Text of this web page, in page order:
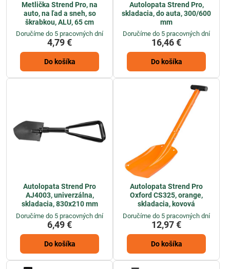
Metlička Strend Pro, na
auto, na ľad a sneh, so
škrabkou, ALU, 65 cm
Doručíme do 5 pracovných dní
4,79 €
Do košíka
Autolopata Strend Pro,
skladacia, do auta, 300/600
mm
Doručíme do 5 pracovných dní
16,46 €
Do košíka
Autolopata Strend Pro
AJ4003, univerzálna,
skladacia, 830x210 mm
Doručíme do 5 pracovných dní
6,49 €
Do košíka
Autolopata Strend Pro
Oxford CS325, orange,
skladacia, kovová
Doručíme do 5 pracovných dní
12,97 €
Do košíka